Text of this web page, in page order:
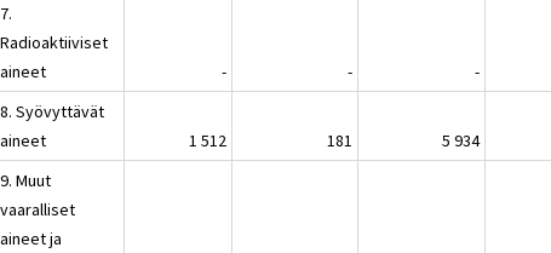
7.
Radioaktiiviset
aineet
- - -
8. Syövyttävät
aineet
1 512 181 5 934
9. Muut
vaaralliset
aineet ja